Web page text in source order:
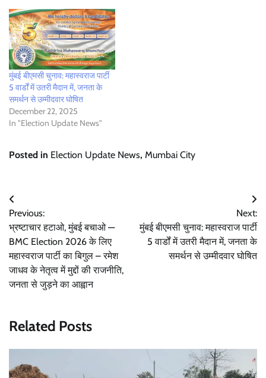
मुंबई बीएमसी चुनाव: महास्वराज पार्टी
5 वार्डों में उतरी मैदान में, जनता के
समर्थन से उम्मीदवार घोषित
December 22, 2025
In "Election Update News"
Posted in Election Update News, Mumbai City
Post
navigation
Previous:
भ्रष्टाचार हटाओ, मुंबई बचाओ —
BMC Election 2026 के लिए
महास्वराज पार्टी का बिगुल – रमेश
जाधव के नेतृत्व में मुद्दों की राजनीति,
जनता से जुड़ने का आह्वान
Next:
मुंबई बीएमसी चुनाव: महास्वराज पार्टी
5 वार्डों में उतरी मैदान में, जनता के
समर्थन से उम्मीदवार घोषित
Related Posts